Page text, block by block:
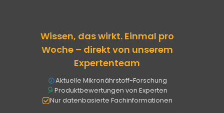
Wissen, das wirkt. Einmal pro
Woche – direkt von unserem
Expertenteam
Aktuelle Mikronährstoff-Forschung
Produktbewertungen von Experten
Nur datenbasierte Fachinformationen